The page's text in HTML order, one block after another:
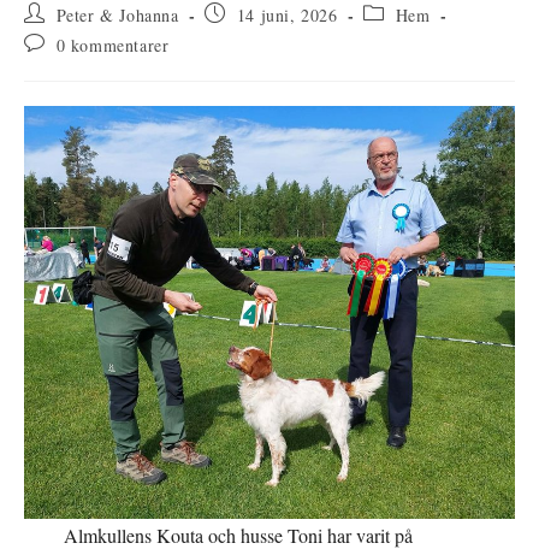
Inläggsförfattare:
Peter & Johanna
Inlägget14 juni, 2026 Inläggskategori:
Hem
Kommentarer
0 kommentarer
Almkullens Kouta och husse Toni har varit på